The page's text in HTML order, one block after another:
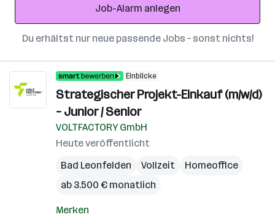
Job-Alarm anlegen
Du erhältst nur neue passende Jobs – sonst nichts!
Einblicke
Strategischer Projekt-Einkauf (m/w/d)
– Junior / Senior
VOLTFACTORY GmbH
Heute veröffentlicht
Bad Leonfelden
Vollzeit
Homeoffice
ab 3.500 € monatlich
Merken